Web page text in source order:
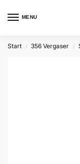
MENU
Start / 356 Vergaser /